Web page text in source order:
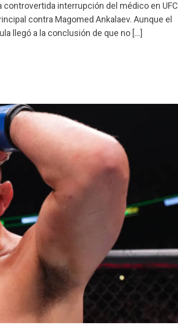
interrupción del médico en UFC
contra Magomed Ankalaev. Aunque el
llegó a la conclusión de que no […]